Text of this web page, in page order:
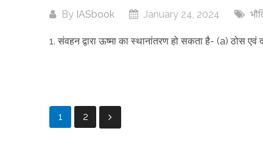
By IASbook January 24, 2024
1. संवहन द्वारा ऊष्मा का स्थानांतरण हो सकता है- (a) ठोस एवं
Posts
pagination
1 2